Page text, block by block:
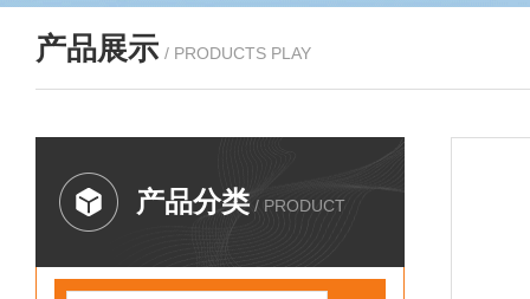
产品展示 / PRODUCTS PLAY
产品分类 / PRODUCT